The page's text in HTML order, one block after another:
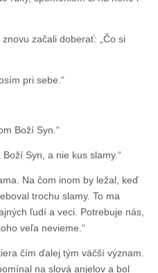
začali doberať: „Čo si
pri sebe.“
Boží Syn.“
Syn, a nie kus slamy.“
Na čom inom by ležal, keď
trochu slamy. To ma
ľudí a veci. Potrebuje nás,
veľa nevieme.“
čím ďalej tým väčší význam.
na slová anjelov a bol